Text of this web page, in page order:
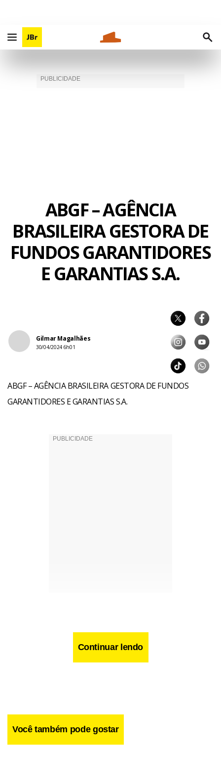
ABGF – AGÊNCIA
BRASILEIRA GESTORA DE
FUNDOS GARANTIDORES
E GARANTIAS S.A.
Gilmar Magalhães
30/04/2024 6h01
ABGF – AGÊNCIA BRASILEIRA GESTORA DE FUNDOS
GARANTIDORES E GARANTIAS S.A.
Continuar lendo
Você também pode gostar